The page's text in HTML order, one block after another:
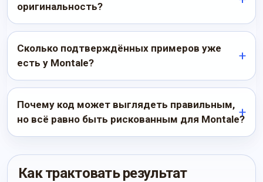
оригинальность?
Сколько подтверждённых примеров уже
есть у Montale?
Почему код может выглядеть правильным,
но всё равно быть рискованным для Montale?
Как трактовать результат